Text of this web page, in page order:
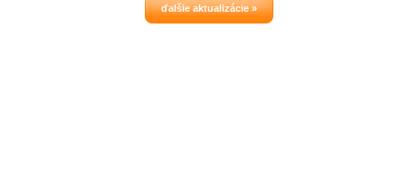
ďalšie aktualizácie »